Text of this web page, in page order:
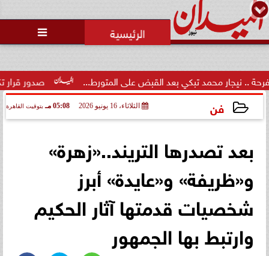

صدور قرار تكليف محمد تبكي بعد القبض على المتورط...
فن الثلاثاء، 16 يونيو 2026 05:08 مـ بتوقيت القاهرة
بعد تصدرها التريند..«زهرة»
و«ظريفة» و«عايدة» أبرز
شخصيات قدمتها آثار الحكيم
وارتبط بها الجمهور